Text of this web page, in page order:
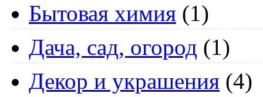
Бытовая химия (1)
Дача, сад, огород (1)
Декор и украшения (4)